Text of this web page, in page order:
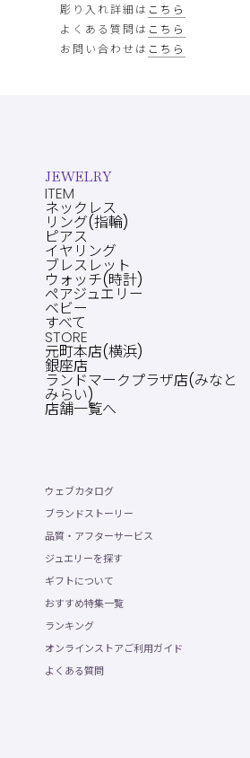
彫り入れ詳細は こちら
よくある質問は こちら
お問い合わせは こちら
JEWELRY
ITEM
ネックレス
リング(指輪)
ピアス
イヤリング
ブレスレット
ウォッチ(時計)
ペアジュエリー
ベビー
すべて
STORE
元町本店(横浜)
銀座店
ランドマークプラザ店(みなと
みらい)
店舗一覧へ
ウェブカタログ
ブランドストーリー
品質・アフターサービス
ジュエリーを探す
ギフトについて
おすすめ特集一覧
ランキング
オンラインストアご利用ガイド
よくある質問